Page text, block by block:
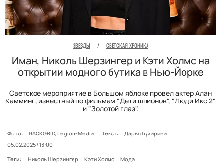
ЗВЕЗДЫ / СВЕТСКАЯ ХРОНИКА
Иман, Николь Шерзингер и Кэти Холмс на
открытии модного бутика в Нью-Йорке
Светское мероприятие в Большом яблоке провел актер Алан
Камминг, известный по фильмам "Дети шпионов", "Люди Икс 2"
и "Золотой глаз".
Фото: BACKGRID, Legion-Media Текст:
Дарья Бухарина
05.02.2025 / 13:00
Теги:
Николь Шерзингер Кэти Холмс Мода